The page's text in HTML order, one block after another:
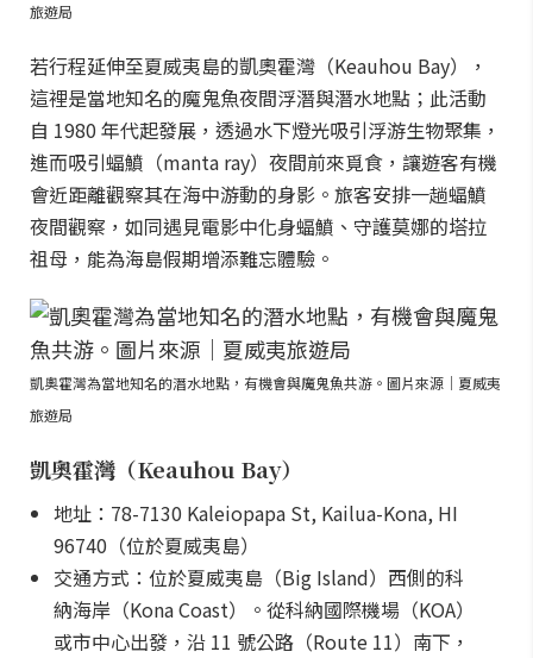
旅遊局
若行程延伸至夏威夷島的凱奧霍灣（Keauhou Bay），
這裡是當地知名的魔鬼魚夜間浮潛與潛水地點；此活動
自 1980 年代起發展，透過水下燈光吸引浮游生物聚集，
進而吸引蝠鱝（manta ray）夜間前來覓食，讓遊客有機
會近距離觀察其在海中游動的身影。旅客安排一趟蝠鱝
夜間觀察，如同遇見電影中化身蝠鱝、守護莫娜的塔拉
祖母，能為海島假期增添難忘體驗。
凱奧霍灣為當地知名的潛水地點，有機會與魔鬼魚共游。圖片來源｜夏威夷
旅遊局
凱奧霍灣（Keauhou Bay）
地址：78-7130 Kaleiopapa St, Kailua-Kona, HI
96740（位於夏威夷島）
交通方式：位於夏威夷島（Big Island）西側的科
納海岸（Kona Coast）。從科納國際機場（KOA）
或市中心出發，沿 11 號公路（Route 11）南下，